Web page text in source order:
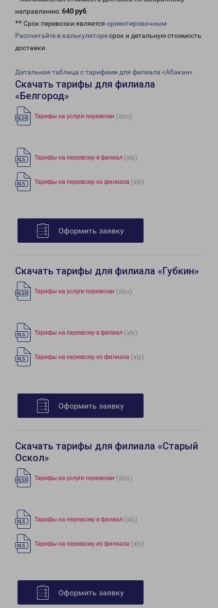
направлению: 640 руб.
** Срок перевозки является ориентировочным
Рассчитайте в калькуляторесрок и детальную стоимость
доставки.
Детальная таблица с тарифами для филиала «Абакан»
Скачать тарифы для филиала
«Белгород»
Тарифы на услуги перевозки (xlsx)
Тарифы на перевозку в филиал (xls)
Тарифы на перевозку из филиала (xls)
Оформить заявку
Скачать тарифы для филиала «Губкин»
Тарифы на услуги перевозки (xlsx)
Тарифы на перевозку в филиал (xls)
Тарифы на перевозку из филиала (xls)
Оформить заявку
Скачать тарифы для филиала «Старый
Оскол»
Тарифы на услуги перевозки (xlsx)
Тарифы на перевозку в филиал (xls)
Тарифы на перевозку из филиала (xls)
Оформить заявку